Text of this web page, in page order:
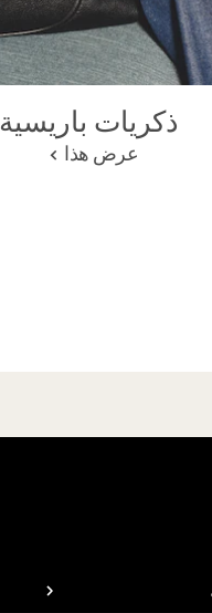
ذكريات باريسية
عرض هذا